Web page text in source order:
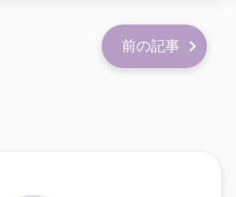
前の記事